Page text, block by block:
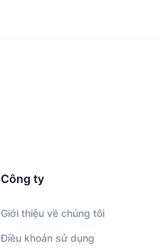
Công ty
Giới thiệu về chúng tôi
Điều khoản sử dụng